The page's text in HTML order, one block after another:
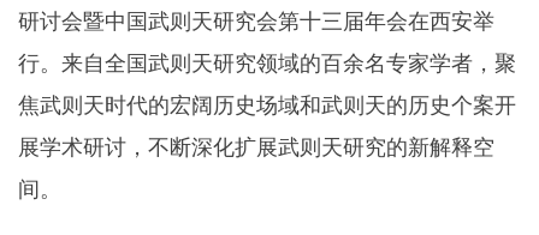
研讨会暨中国武则天研究会第十三届年会在西安举
行。来自全国武则天研究领域的百余名专家学者，聚
焦武则天时代的宏阔历史场域和武则天的历史个案开
展学术研讨，不断深化扩展武则天研究的新解释空
间。